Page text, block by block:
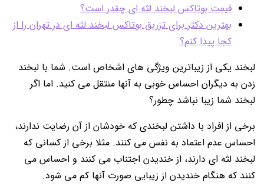
قیمت بوتاکس لبخند لثه ای چقدر است؟
بهترین دکتر برای تزریق بوتاکس لبخند لثه ای در تهران را از
کجا پیدا کنم؟
لبخند یکی از زیباترین ویژگی های اشخاص است. شما با لبخند
زدن به دیگران احساس خوبی به آنها منتقل می کنید. اما اگر
لبخند شما زیبا نباشد چطور؟
برخی از افراد با داشتن لبخندی که خودشان از آن رضایت ندارند،
احساس عدم اعتماد به نفس می کنند. مثلا برخی از کسانی که
لبخند لثه ای دارند، از خندیدن اجتناب می کنند و احساس می
کنند که هنگام خندیدن از زیبایی صورت آنها کم می شود.